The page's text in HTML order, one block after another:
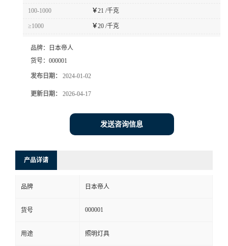
留
言
100-1000 ￥21 /千克
≥1000 ￥20 /千克
品牌：
日本帝人
货号： 000001
发布日期： 2024-01-02
更新日期： 2026-04-17
发送咨询信息
产品详请
品牌 日本帝人
货号 000001
用途 照明灯具